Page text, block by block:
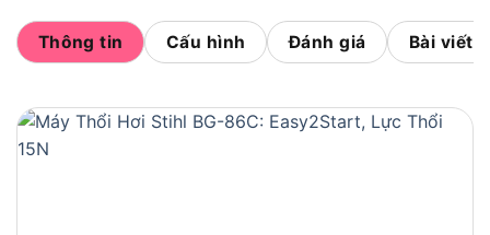
Thông tin Cấu hình Đánh giá Bài viết